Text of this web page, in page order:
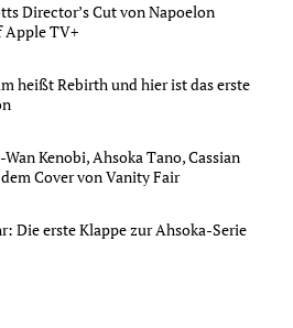
Director’s Cut von Napoelon
Apple TV+
heißt Rebirth und hier ist das erste
Kenobi, Ahsoka Tano, Cassian
Cover von Vanity Fair
Die erste Klappe zur Ahsoka-Serie